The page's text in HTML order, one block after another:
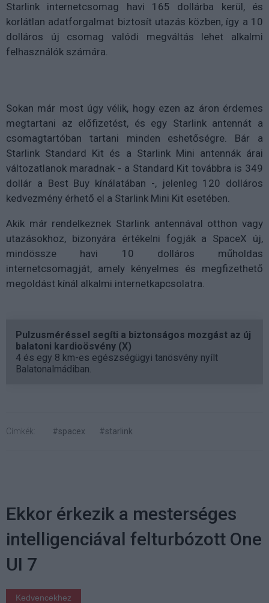
Starlink internetcsomag havi 165 dollárba kerül, és
korlátlan adatforgalmat biztosít utazás közben, így a 10
dolláros új csomag valódi megváltás lehet alkalmi
felhasználók számára.
Sokan már most úgy vélik, hogy ezen az áron érdemes
megtartani az előfizetést, és egy Starlink antennát a
csomagtartóban tartani minden eshetőségre. Bár a
Starlink Standard Kit és a Starlink Mini antennák árai
változatlanok maradnak - a Standard Kit továbbra is 349
dollár a Best Buy kínálatában -, jelenleg 120 dolláros
kedvezmény érhető el a Starlink Mini Kit esetében.
Akik már rendelkeznek Starlink antennával otthon vagy
utazásokhoz, bizonyára értékelni fogják a SpaceX új,
mindössze havi 10 dolláros műholdas
internetcsomagját, amely kényelmes és megfizethető
megoldást kínál alkalmi internetkapcsolatra.
Pulzusméréssel segíti a biztonságos mozgást az új
balatoni kardioösvény (X)
4 és egy 8 km-es egészségügyi tanösvény nyílt
Balatonalmádiban.
Címkék: #spacex #starlink
Ekkor érkezik a mesterséges
intelligenciával felturbózott One
UI 7
Kedvencekhez